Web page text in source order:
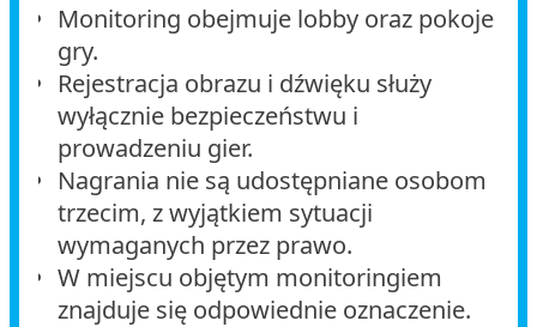
Monitoring obejmuje lobby oraz pokoje
gry.
Rejestracja obrazu i dźwięku służy
wyłącznie bezpieczeństwu i
prowadzeniu gier.
Nagrania nie są udostępniane osobom
trzecim, z wyjątkiem sytuacji
wymaganych przez prawo.
W miejscu objętym monitoringiem
znajduje się odpowiednie oznaczenie.